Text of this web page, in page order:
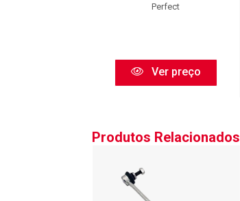
Perfect
Ver preço
Produtos Relacionados